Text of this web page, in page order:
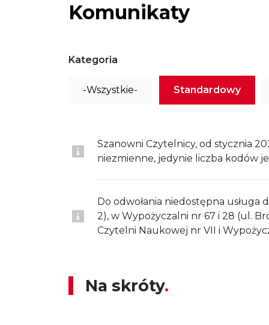
Komunikaty
Kategoria
-Wszystkie- Standardowy
Szanowni Czytelnicy, od stycznia
niezmienne, jedynie liczba kodów
Do odwołania niedostępna
2), w Wypożyczalni nr 67 i 28 (ul.
Czytelni Naukowej nr VII i
Na skróty